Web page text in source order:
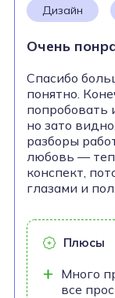
Дизайн
Очень
Спасибо
понятно.
попробовать
но зато
разборы
любовь —
конспект,
глазами и
Плюсы
Много
все